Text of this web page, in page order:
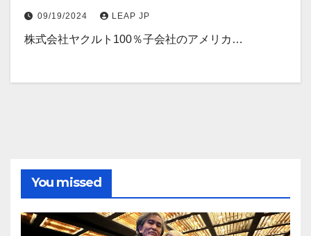
09/19/2024 LEAP JP
株式会社ヤクルト100％子会社のアメリカ…
You missed